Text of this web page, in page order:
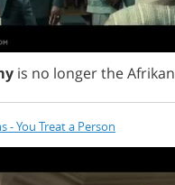
is no longerthe
- You Treat a Person